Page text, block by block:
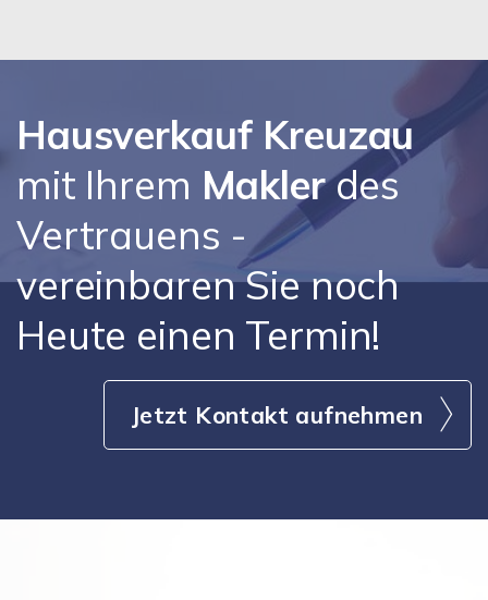
Hausverkauf Kreuzau
mit Ihrem Maklerdes
Vertrauens -
vereinbaren Sie noch
Heute einen Termin!
Jetzt Kontakt aufnehmen